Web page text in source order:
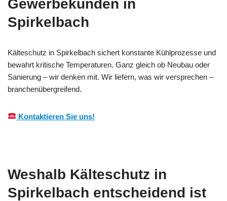
Gewerbekunden in
Spirkelbach
Kälteschutz in Spirkelbach sichert konstante Kühlprozesse und
bewahrt kritische Temperaturen. Ganz gleich ob Neubau oder
Sanierung – wir denken mit. Wir liefern, was wir versprechen –
branchenübergreifend.
Kontaktieren Sie uns!
Weshalb Kälteschutz in
Spirkelbach entscheidend ist